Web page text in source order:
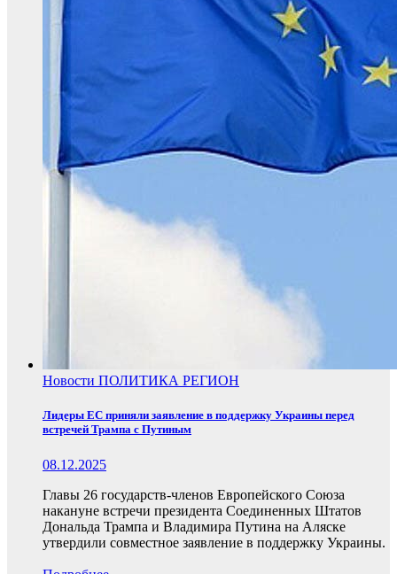
Новости ПОЛИТИКА РЕГИОН
Лидеры ЕС приняли заявление в поддержку Украины перед
встречей Трампа с Путиным
08.12.2025
Главы 26 государств-членов Европейского Союза
накануне встречи президента Соединенных Штатов
Дональда Трампа и Владимира Путина на Аляске
утвердили совместное заявление в поддержку Украины.